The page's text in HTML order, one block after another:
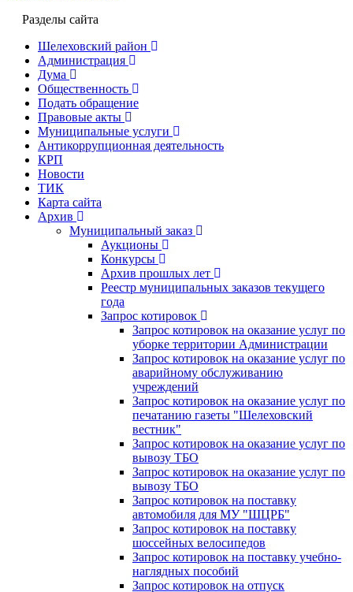
Разделы сайта
Шелеховский район
Администрация
Дума
Общественность
Подать обращение
Правовые акты
Муниципальные услуги
Антикоррупционная деятельность
КРП
Новости
ТИК
Карта сайта
Архив
Муниципальный заказ
Аукционы
Конкурсы
Архив прошлых лет
Реестр муниципальных заказов текущего
года
Запрос котировок
Запрос котировок на оказание услуг по
уборке территории Администрации
Запрос котировок на оказание услуг по
аварийному обслуживанию
учреждений
Запрос котировок на оказание услуг по
печатанию газеты "Шелеховский
вестник"
Запрос котировок на оказание услуг по
вывозу ТБО
Запрос котировок на оказание услуг по
вывозу ТБО
Запрос котировок на поставку
автомобиля для МУ "ШЦРБ"
Запрос котировок на поставку
шоссейных велосипедов
Запрос котировок на поставку учебно-
наглядных пособий
Запрос котировок на отпуск